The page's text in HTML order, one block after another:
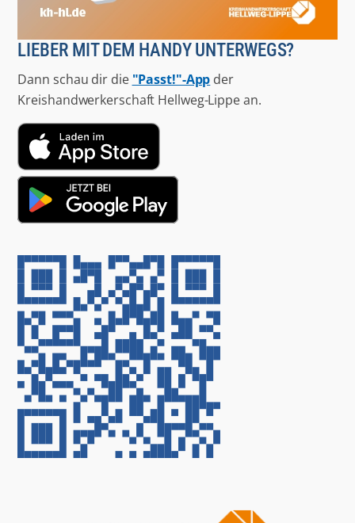
LIEBER MIT DEM HANDY UNTERWEGS?
Dann schau dir die "Passt!"-App der
Kreishandwerkerschaft Hellweg-Lippe an.